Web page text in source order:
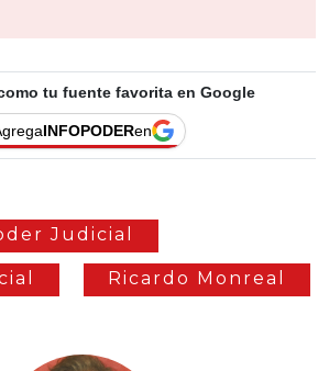
tu fuente favorita en Google
INFOPODERen
Judicial
Ricardo Monreal